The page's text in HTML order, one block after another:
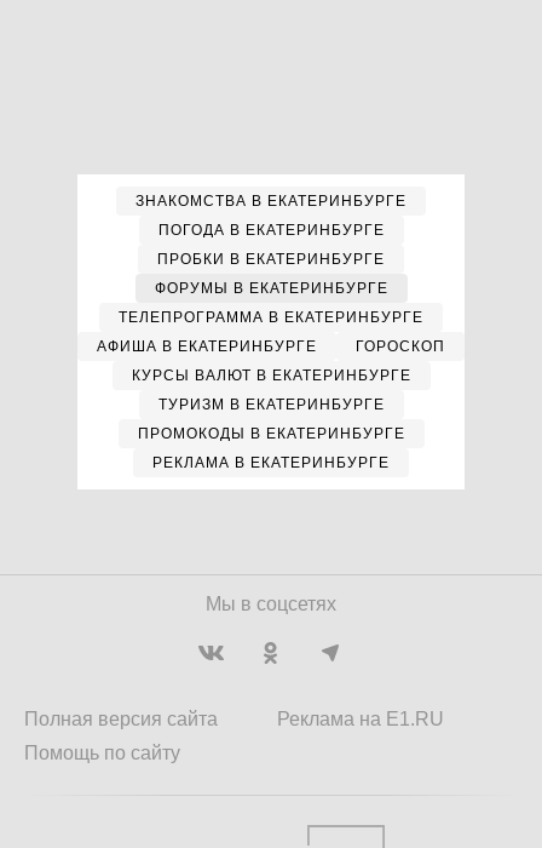
ЗНАКОМСТВА В ЕКАТЕРИНБУРГЕ
ПОГОДА В ЕКАТЕРИНБУРГЕ
ПРОБКИ В ЕКАТЕРИНБУРГЕ
ФОРУМЫ В ЕКАТЕРИНБУРГЕ
ТЕЛЕПРОГРАММА В ЕКАТЕРИНБУРГЕ
АФИША В ЕКАТЕРИНБУРГЕ
ГОРОСКОП
КУРСЫ ВАЛЮТ В ЕКАТЕРИНБУРГЕ
ТУРИЗМ В ЕКАТЕРИНБУРГЕ
ПРОМОКОДЫ В ЕКАТЕРИНБУРГЕ
РЕКЛАМА В ЕКАТЕРИНБУРГЕ
Мы в соцсетях
Полная версия сайта
Помощь по сайту
Реклама на E1.RU